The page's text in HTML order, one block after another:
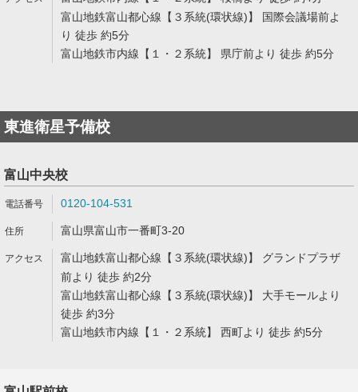
富山地鉄富山都心線【３系統(環状線)】 国際会議場前よ
り 徒歩 約5分
富山地鉄市内線【１・２系統】 県庁前より 徒歩 約5分
東進衛星予備校
富山中央校
0120-104-531
富山県富山市一番町3-20
富山地鉄富山都心線【３系統(環状線)】 グランドプラザ
前より 徒歩 約2分
富山地鉄富山都心線【３系統(環状線)】 大手モールより
徒歩 約3分
富山地鉄市内線【１・２系統】 西町より 徒歩 約5分